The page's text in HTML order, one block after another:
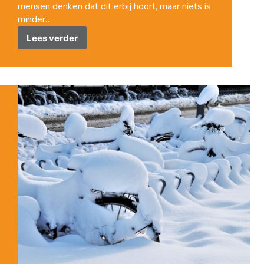
mensen denken dat dit erbij hoort, maar niets is
minder…
Lees verderErgonomische
van